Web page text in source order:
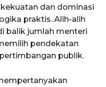
dan dominasi
praktis. Alih-alih
balik jumlah menteri
pendekatan
publik.